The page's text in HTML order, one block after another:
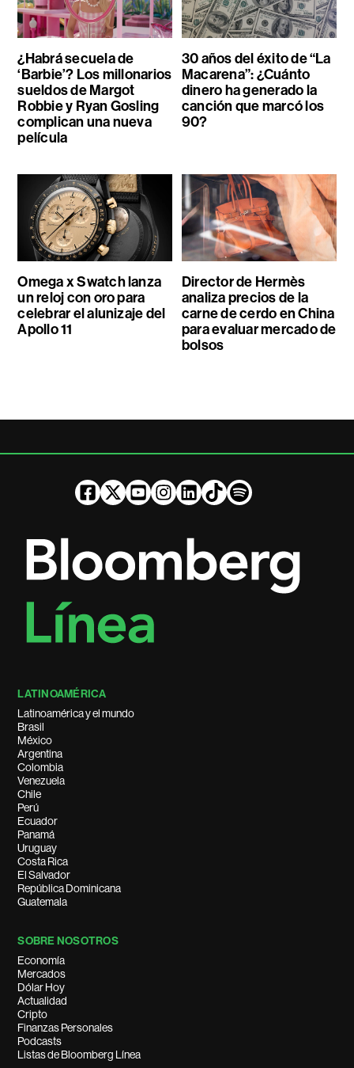
¿Habrá secuela de
‘Barbie’? Los millonarios
sueldos de Margot
Robbie y Ryan Gosling
complican una nueva
película
30 años del éxito de “La
Macarena”: ¿Cuánto
dinero ha generado la
canción que marcó los
90?
Omega x Swatch lanza
un reloj con oro para
celebrar el alunizaje del
Apollo 11
Director de Hermès
analiza precios de la
carne de cerdo en China
para evaluar mercado de
bolsos
LATINOAMÉRICA
Latinoamérica y el mundo
Brasil
México
Argentina
Colombia
Venezuela
Chile
Perú
Ecuador
Panamá
Uruguay
Costa Rica
El Salvador
República Dominicana
Guatemala
SOBRE NOSOTROS
Economía
Mercados
Dólar Hoy
Actualidad
Cripto
Finanzas Personales
Podcasts
Listas de Bloomberg Línea